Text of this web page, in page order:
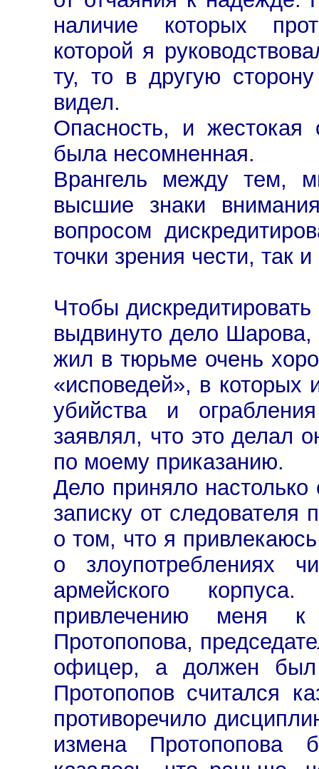
наличие которых
которой я
ту, то в другую
видел.
Опасность, и жестокая
была несомненная.
Врангель между тем,
высшие знаки
вопросом
точки зрения чести, так
Чтобы
выдвинуто дело
жил в тюрьме очень
«исповедей», в которых
убийства и
заявлял, что это делал
по моему приказанию.
Дело приняло настолько
записку от
о том, что я
о злоупотреблениях
армейского
привлечению меня к
Протопопова,
офицер, а должен
Протопопов считался
противоречило
измена Протопопова